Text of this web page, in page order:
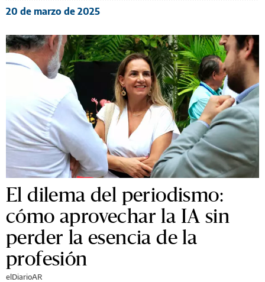
20 de marzo de 2025
El dilema del periodismo:
cómo aprovechar la IA sin
perder la esencia de la
profesión
elDiarioAR